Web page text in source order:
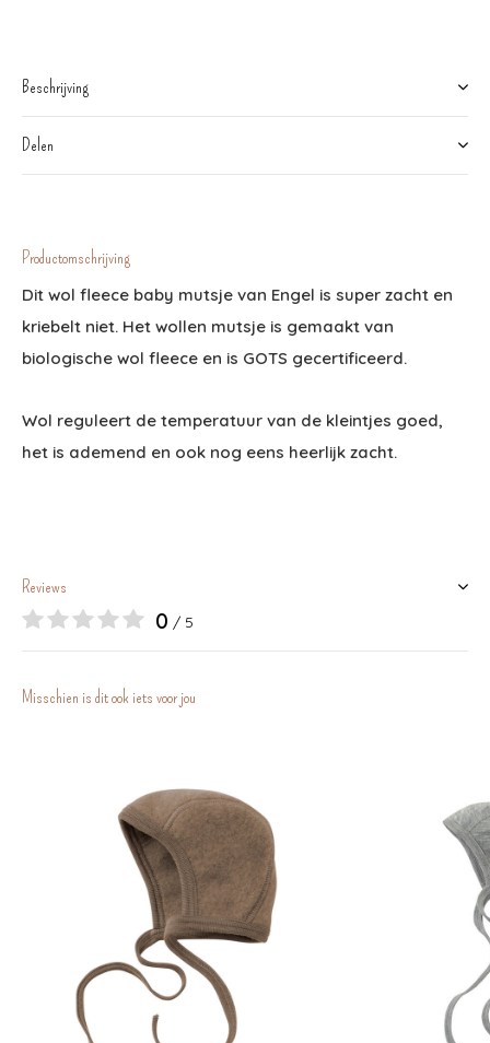
Beschrijving
Delen
Productomschrijving
Dit wol fleece baby mutsje van Engel is super zacht en
kriebelt niet. Het wollen mutsje is gemaakt van
biologische wol fleece en is GOTS gecertificeerd.
Wol reguleert de temperatuur van de kleintjes goed,
het is ademend en ook nog eens heerlijk zacht.
Reviews
0 / 5
Misschien is dit ook iets voor jou